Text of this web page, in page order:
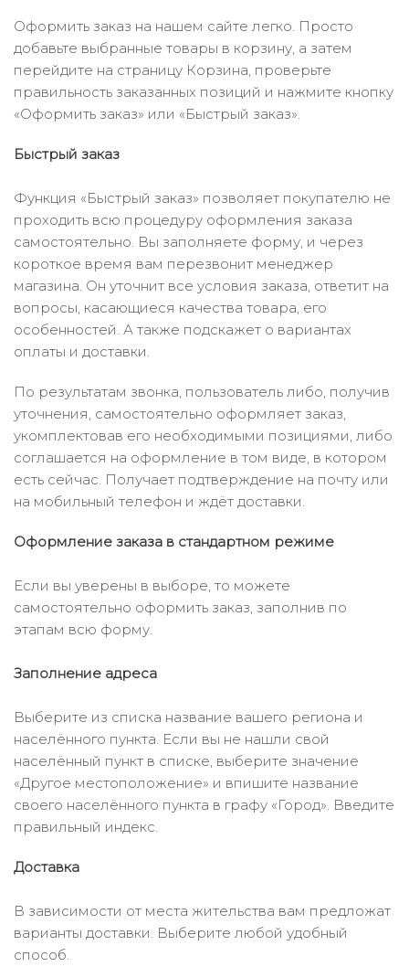
Оформить заказ на нашем сайте легко. Просто
добавьте выбранные товары в корзину, а затем
перейдите на страницу Корзина, проверьте
правильность заказанных позиций и нажмите кнопку
«Оформить заказ» или «Быстрый заказ».
Быстрый заказ
Функция «Быстрый заказ» позволяет покупателю не
проходить всю процедуру оформления заказа
самостоятельно. Вы заполняете форму, и через
короткое время вам перезвонит менеджер
магазина. Он уточнит все условия заказа, ответит на
вопросы, касающиеся качества товара, его
особенностей. А также подскажет о вариантах
оплаты и доставки.
По результатам звонка, пользователь либо, получив
уточнения, самостоятельно оформляет заказ,
укомплектовав его необходимыми позициями, либо
соглашается на оформление в том виде, в котором
есть сейчас. Получает подтверждение на почту или
на мобильный телефон и ждёт доставки.
Оформление заказа в стандартном режиме
Если вы уверены в выборе, то можете
самостоятельно оформить заказ, заполнив по
этапам всю форму.
Заполнение адреса
Выберите из списка название вашего региона и
населённого пункта. Если вы не нашли свой
населённый пункт в списке, выберите значение
«Другое местоположение» и впишите название
своего населённого пункта в графу «Город». Введите
правильный индекс.
Доставка
В зависимости от места жительства вам предложат
варианты доставки. Выберите любой удобный
способ.